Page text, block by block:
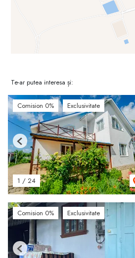
Te-ar putea interesa și:
Comision 0% Exclusivitate
1 / 24
Previous
Comision 0% Exclusivitate
Previous